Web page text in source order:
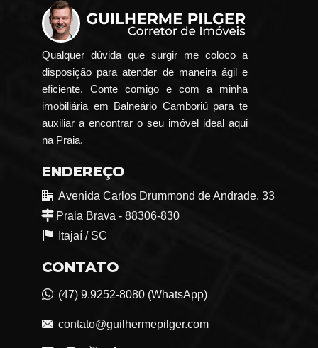
Qualquer dúvida que surgir me coloco a
disposição para atender de maneira ágil e
eficiente. Conte comigo e com a minha
imobiliária em Balneário Camboriú para te
auxiliar a encontrar o seu imóvel ideal aqui
na Praia.
ENDEREÇO
Avenida Carlos Drummond de Andrade, 33
Praia Brava - 88306-830
Itajaí / SC
CONTATO
(47) 9.9252-8080 (WhatsApp)
contato@guilhermepilger.com